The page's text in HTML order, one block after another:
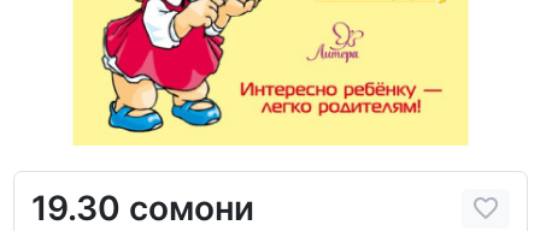
19.30 сомони